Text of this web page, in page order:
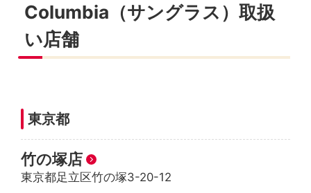
Columbia（サングラス）取扱
い店舗
東京都
竹の塚店
東京都足立区竹の塚3-20-12